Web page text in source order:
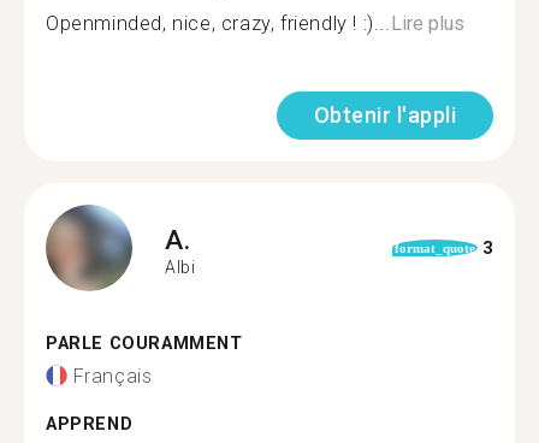
Openminded, nice, crazy, friendly ! :)...Lire plus
Obtenir l'appli
A.
Albi
format_quote 3
PARLE COURAMMENT
Français
APPREND